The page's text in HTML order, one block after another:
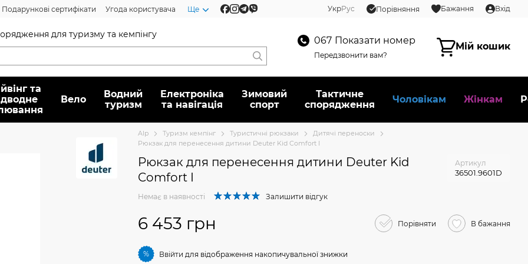
Подарункові сертифікати Угода користувача Ще УкрРус Порівняння Бажання Вхід
для туризму та кемпінгу
067 Показати номер
Передзвонити вам?
Мій кошик
та
Вело
Водний
туризм
Електроніка
та навігація
Зимовий
спорт
Тактичне
спорядження
Чоловікам Жінкам
Alp Туризм кемпінг Туристичні рюкзаки
Дитячі переноски
Рюкзак для перенесення дитини Deuter Kid Comfort I
Рюкзак для перенесення дитини Deuter Kid
Comfort I
Артикул
36501.9601D
Немає в наявності Залишити відгук
6 453 грн Порівняти В бажання
% Ввійти для відображення накопичувальної знижки